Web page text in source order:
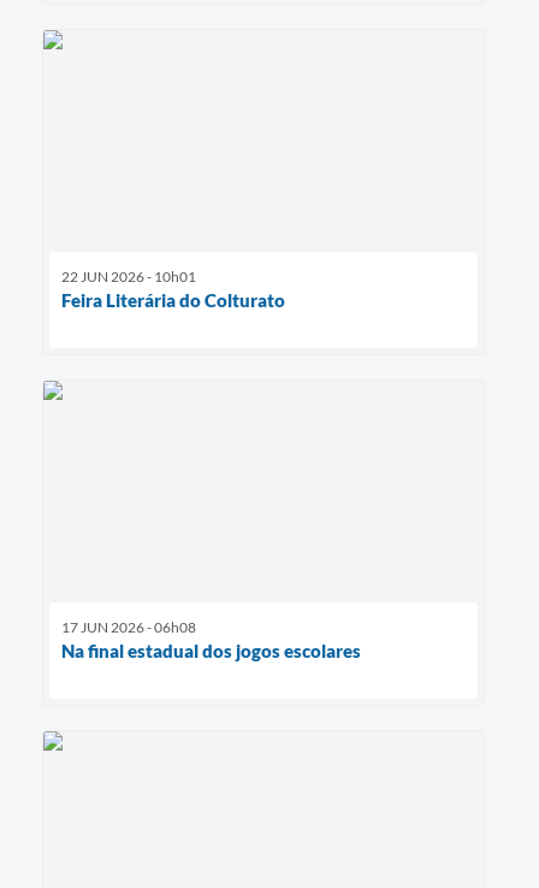
22 JUN 2026 - 10h01
Feira Literária do Colturato
17 JUN 2026 - 06h08
Na final estadual dos jogos escolares